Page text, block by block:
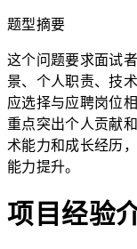
题型摘要
这个问题要求面试
景、个人职责、技
应选择与应聘岗位
重点突出个人贡献
术能力和成长经历
能力提升。
项目经验